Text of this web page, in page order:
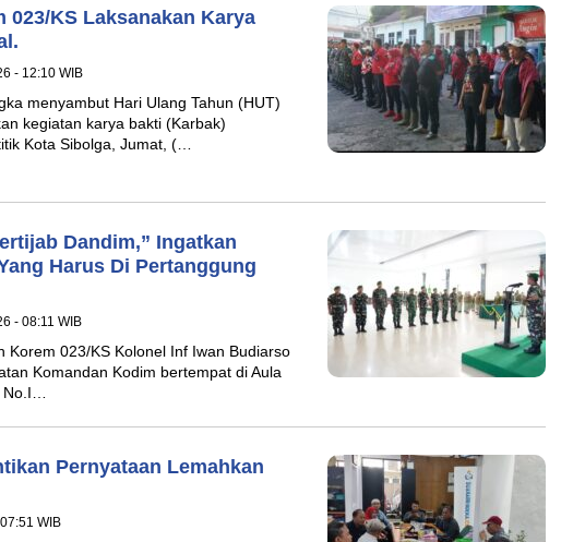
023/KS Laksanakan Karya
- 12:10 WIB
menyambut Hari Ulang Tahun (HUT)
kegiatan karya bakti (Karbak)
Kota Sibolga, Jumat, (…
Dandim,” Ingatkan
Harus Di Pertanggung
- 08:11 WIB
Korem 023/KS Kolonel Inf Iwan Budiarso
Komandan Kodim bertempat di Aula
Pernyataan Lemahkan
WIB